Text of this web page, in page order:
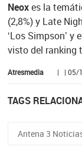
Neoxes la
(2,8%) y Late
‘Los Simpson’ y
visto del ranking
Atresmedia | | 05/
TAGS
Antena 3